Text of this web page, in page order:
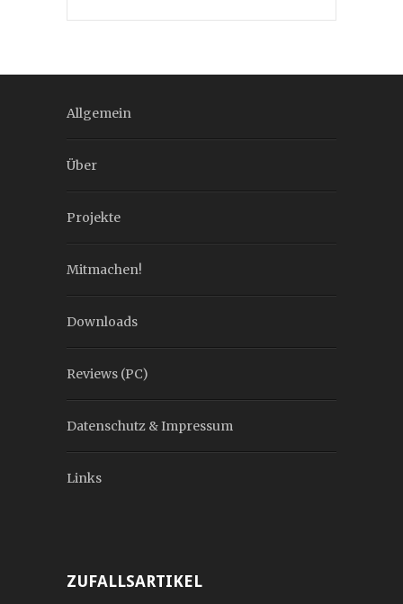
Allgemein
Über
Projekte
Mitmachen!
Downloads
Reviews (PC)
Datenschutz & Impressum
Links
ZUFALLSARTIKEL